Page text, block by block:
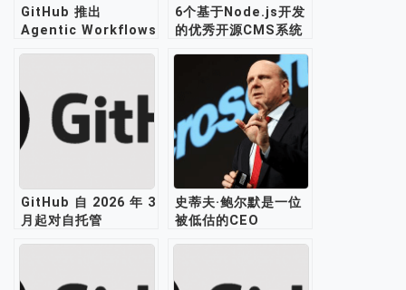
GitHub 推出
Agentic Workflows
6个基于Node.js开发
的优秀开源CMS系统
GitHub 自 2026 年 3
月起对自托管
史蒂夫·鲍尔默是一位
被低估的CEO